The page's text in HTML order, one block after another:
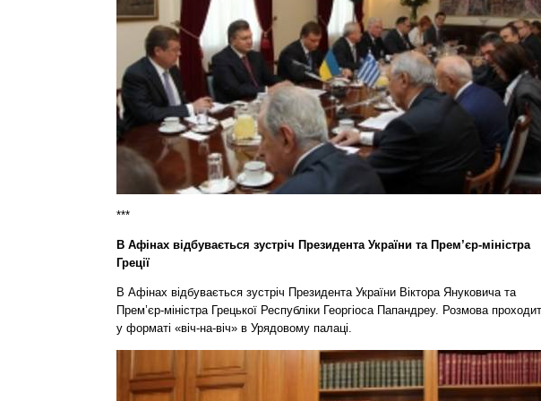
***
В Афінах відбувається зустріч Президента України та Прем’єр-міністра
Греції
В Афінах відбувається зустріч Президента України Віктора Януковича та
Прем’єр-міністра Грецької Республіки Георгіоса Папандреу. Розмова
у форматі «віч-на-віч» в Урядовому палаці.